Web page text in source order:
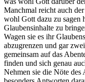
Manchmal reicht auch
wohl Gott dazu zu sagen
Glaubensinhalte zu
Wagen sie es ihr
abzugrenzen und gar
gemeinsam auf das
finden und sich genau
Nehmen sie die Nöte des